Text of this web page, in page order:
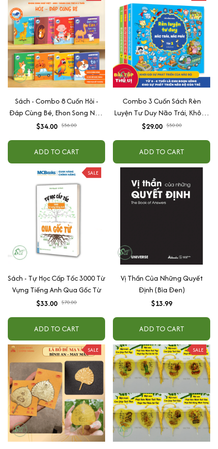
Sách - Combo 8 Cuốn Hỏi -
Đáp Cùng Bé, Ehon Song Ngữ
Việt - Anh - Dành Cho Bé Từ 0
$34.00 $56.00
ADD TO CART
Combo 3 Cuốn Sách Rèn
Luyện Tư Duy Não Trái, Không
Não Phải - Đánh Thức Tiềm
$29.00 $50.00
ADD TO CART
SALE
Sách - Tự Học Cấp Tốc 3000 Từ
Vựng Tiếng Anh Qua Gốc Từ
$33.00 $70.00
ADD TO CART
Vị Thần Của Những Quyết
Định (Bìa Đen)
$13.99
ADD TO CART
SALE SALE